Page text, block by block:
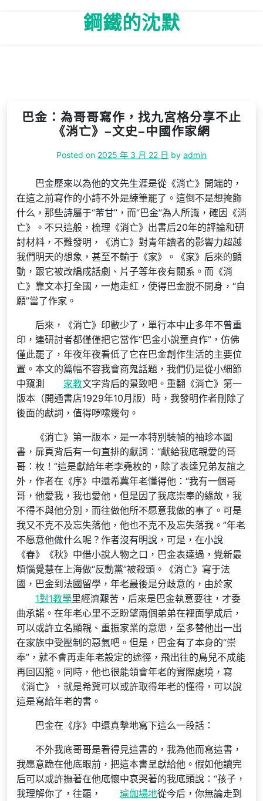
鋼鐵的沈默
巴金：為哥哥寫作，找九宮格分享不止
《消亡》–文史–中國作家網
Posted on 2025 年 3 月 22 日 by admin
巴金歷來以為他的文先生涯是從《消亡》開端的，
在這之前寫作的小詩不外是練筆罷了。這倒不是想掩飾
什么，那些詩屬于“芾甘”，而“巴金”為人所識，確因《消
亡》。不只這般，梳理《消亡》出書后20年的評論和研
討材料，不難發明，《消亡》對青年讀者的影響力超越
我們明天的想象，甚至不輸于《家》。《家》后來的顫
動，跟它被改編成話劇、片子等年夜有關系。而《消
亡》靠文本打全國，一炮走紅，使得巴金脫不開身，“自
願”當了作家。
后來，《消亡》印數少了，單行本中止多年不曾重
印，連研討者都僅僅把它當作“巴金小說童貞作”，仿佛
僅此罷了，年夜年夜看低了它在巴金創作生活的主要位
置。本文的篇幅不容我會商鬼話題，我們仍是從小細節
中窺測
家教文字背后的景致吧。重翻《消亡》第一
版本（開通書店1929年10月版）時，我發明作者刪除了
後面的獻詞，值得啰嗦幾句。
《消亡》第一版本，是一本特別裝幀的袖珍本圖
書，扉頁背后有一句直排的獻詞：“獻給我底親愛的哥
哥：枚！”這是獻給年老李堯枚的，除了表達兄弟友誼之
外，作者在《序》中還希冀年老懂得他：“我有一個哥
哥，他愛我，我也愛他，但是因了我底崇奉的緣故，我
不得不與他分別，而往做他所不愿意我做的事了。可是
我又不克不及忘失落他，他也不克不及忘失落我。”年老
不愿意他做什么呢？作者沒有明說，可是，在小說
《春》《秋》中借小說人物之口，巴金表達過，覺新最
煩惱覺慧在上海做“反動黨”被殺頭。《消亡》寫于法
國，巴金到法國留學，年老最後是分歧意的，由於家
1對1教學里經濟艱苦，后來是巴金執意要往，才委
曲承諾。在年老心里不乏盼望兩個弟弟在裡面學成后，
可以或許立名顯親、重振家業的意思，至多替他出一出
在家族中受壓制的惡氣吧。但是，巴金有了本身的“崇
奉”，就不會再走年老設定的途徑，飛出往的鳥兒不成能
再回囚籠。同時，他也很能領會年老的實際處境，寫
《消亡》，就是希冀可以或許取得年老的懂得，可以說
這是寫給年老的書。
巴金在《序》中還真摯地寫下這么一段話：
不外我底哥哥是看得見這書的，我為他而寫這書，
我愿意跪在他底眼前，把這本書呈獻給他。假如他讀完
后可以或許撫著在他底懷中哀哭著的我底頭說：“孩子，
我理解你了，往罷，
瑜伽場地從今后，你無論走到